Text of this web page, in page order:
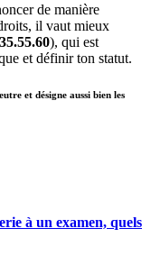
de manière
il vaut mieux
), qui est
et définir ton statut.
et désigne aussi bien les
à un examen, quels